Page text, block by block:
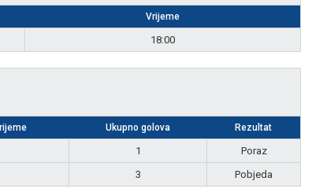
Vrijeme
18:00
Ukupno golova Rezultat
1
Poraz
3 Pobjeda